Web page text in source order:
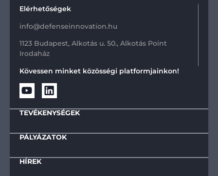
Elérhetőségek
info@defenseinnovation.hu
1123 Budapest, Alkotás u. 50., Alkotás Point
Irodaház
Kövessen minket közösségi platformjainkon!
TEVÉKENYSÉGEK
PÁLYÁZATOK
HÍREK